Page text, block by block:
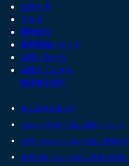
お知らせ
ブログ
事例紹介
業界情報レポート
お問い合わせ
お困りごとから
解決策を探す
個人情報保護方針
当法人が取扱う個人情報について
お問い合わせにおける個人情報の
採用応募における個人情報の取扱